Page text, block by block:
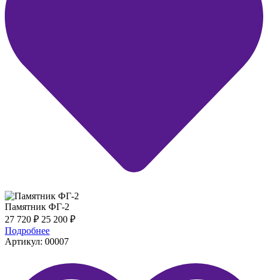
Памятник ФГ-2
27 720 ₽ 25 200 ₽
Подробнее
Артикул: 00007